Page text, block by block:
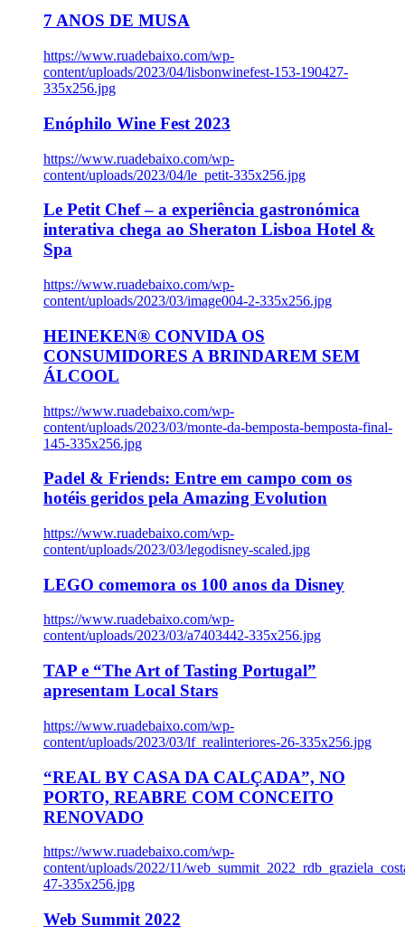
7 ANOS DE MUSA
https://www.ruadebaixo.com/wp-
content/uploads/2023/04/lisbonwinefest-153-190427-
335x256.jpg
Enóphilo Wine Fest 2023
https://www.ruadebaixo.com/wp-
content/uploads/2023/04/le_petit-335x256.jpg
Le Petit Chef – a experiência gastronómica
interativa chega ao Sheraton Lisboa Hotel &
Spa
https://www.ruadebaixo.com/wp-
content/uploads/2023/03/image004-2-335x256.jpg
HEINEKEN® CONVIDA OS
CONSUMIDORES A BRINDAREM SEM
ÁLCOOL
https://www.ruadebaixo.com/wp-
content/uploads/2023/03/monte-da-bemposta-bemposta-final-
145-335x256.jpg
Padel & Friends: Entre em campo com os
hotéis geridos pela Amazing Evolution
https://www.ruadebaixo.com/wp-
content/uploads/2023/03/legodisney-scaled.jpg
LEGO comemora os 100 anos da Disney
https://www.ruadebaixo.com/wp-
content/uploads/2023/03/a7403442-335x256.jpg
TAP e “The Art of Tasting Portugal”
apresentam Local Stars
https://www.ruadebaixo.com/wp-
content/uploads/2023/03/lf_realinteriores-26-335x256.jpg
“REAL BY CASA DA CALÇADA”, NO
PORTO, REABRE COM CONCEITO
RENOVADO
https://www.ruadebaixo.com/wp-
content/uploads/2022/11/
47-335x256.jpg
Web Summit 2022